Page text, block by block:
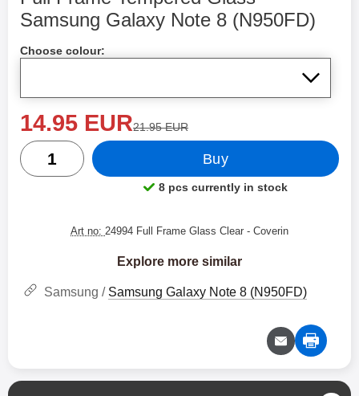
Samsung Galaxy Note 8 (N950FD)
Choose colour:
new price
14.95 EURold price
21.95 EUR
quantity
Buy
Product availability:
8 pcs currently in stock
Art no: 24994 Full Frame Glass Clear - Coverin
Explore more similar
Samsung / Samsung Galaxy Note 8 (N950FD)